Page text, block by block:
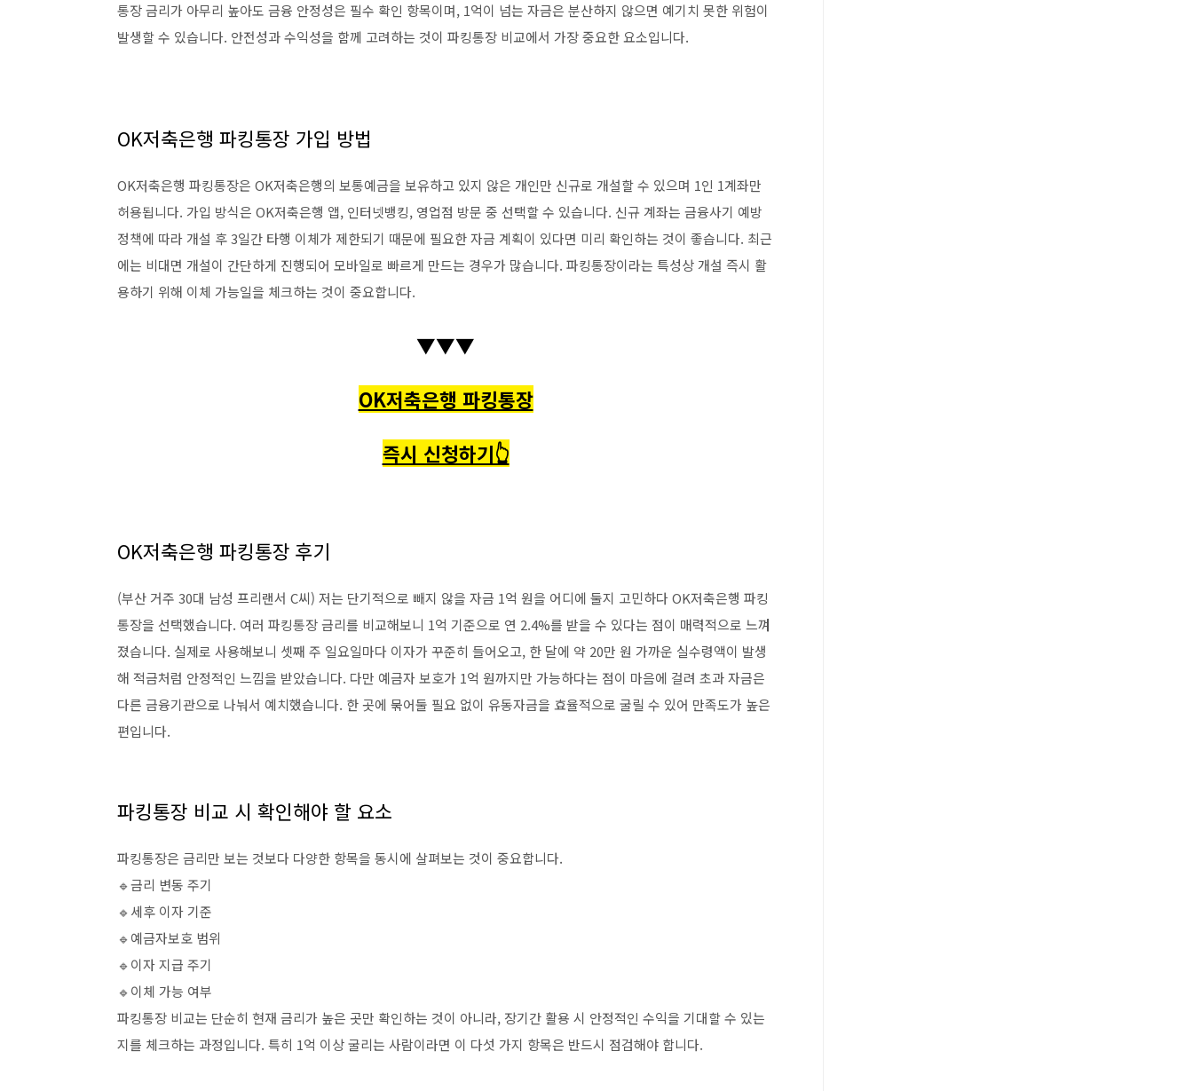
통장 금리가 아무리 높아도 금융 안정성은 필수 확인 항목이며, 1억이 넘는 자금은 분산하지 않으면 예기치 못한 위험이
발생할 수 있습니다. 안전성과 수익성을 함께 고려하는 것이 파킹통장 비교에서 가장 중요한 요소입니다.
OK저축은행 파킹통장 가입 방법
OK저축은행 파킹통장은 OK저축은행의 보통예금을 보유하고 있지 않은 개인만 신규로 개설할 수 있으며 1인 1계좌만
허용됩니다. 가입 방식은 OK저축은행 앱, 인터넷뱅킹, 영업점 방문 중 선택할 수 있습니다. 신규 계좌는 금융사기 예방
정책에 따라 개설 후 3일간 타행 이체가 제한되기 때문에 필요한 자금 계획이 있다면 미리 확인하는 것이 좋습니다. 최근
에는 비대면 개설이 간단하게 진행되어 모바일로 빠르게 만드는 경우가 많습니다. 파킹통장이라는 특성상 개설 즉시 활
용하기 위해 이체 가능일을 체크하는 것이 중요합니다.
▼▼▼
OK저축은행 파킹통장
즉시 신청하기👆
OK저축은행 파킹통장 후기
(부산 거주 30대 남성 프리랜서 C씨) 저는 단기적으로 빼지 않을 자금 1억 원을 어디에 둘지 고민하다 OK저축은행 파킹
통장을 선택했습니다. 여러 파킹통장 금리를 비교해보니 1억 기준으로 연 2.4%를 받을 수 있다는 점이 매력적으로 느껴
졌습니다. 실제로 사용해보니 셋째 주 일요일마다 이자가 꾸준히 들어오고, 한 달에 약 20만 원 가까운 실수령액이 발생
해 적금처럼 안정적인 느낌을 받았습니다. 다만 예금자 보호가 1억 원까지만 가능하다는 점이 마음에 걸려 초과 자금은
다른 금융기관으로 나눠서 예치했습니다. 한 곳에 묶어둘 필요 없이 유동자금을 효율적으로 굴릴 수 있어 만족도가 높은
편입니다.
파킹통장 비교 시 확인해야 할 요소
파킹통장은 금리만 보는 것보다 다양한 항목을 동시에 살펴보는 것이 중요합니다.
🔹금리 변동 주기
🔹세후 이자 기준
🔹예금자보호 범위
🔹이자 지급 주기
🔹이체 가능 여부
파킹통장 비교는 단순히 현재 금리가 높은 곳만 확인하는 것이 아니라, 장기간 활용 시 안정적인 수익을 기대할 수 있는
지를 체크하는 과정입니다. 특히 1억 이상 굴리는 사람이라면 이 다섯 가지 항목은 반드시 점검해야 합니다.